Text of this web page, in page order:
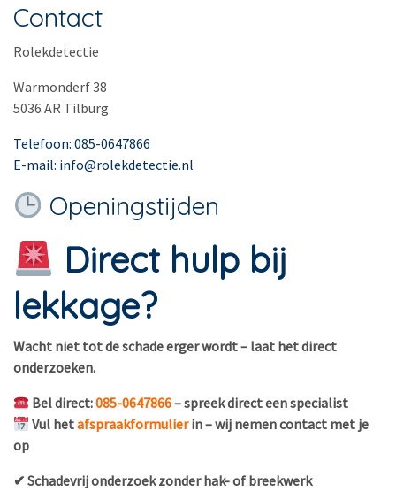
Contact
Rolekdetectie
Warmonderf 38
5036 AR Tilburg
Telefoon: 085-0647866
E-mail: info@rolekdetectie.nl
Openingstijden
Direct hulp bij
lekkage?
Wacht niet tot de schade erger wordt – laat het direct
onderzoeken.
Bel direct:085-0647866– spreek direct een specialist
Vul hetafspraakformulierin – wij nemen contact met je
op
✔ Schadevrij onderzoek zonder hak- of breekwerk